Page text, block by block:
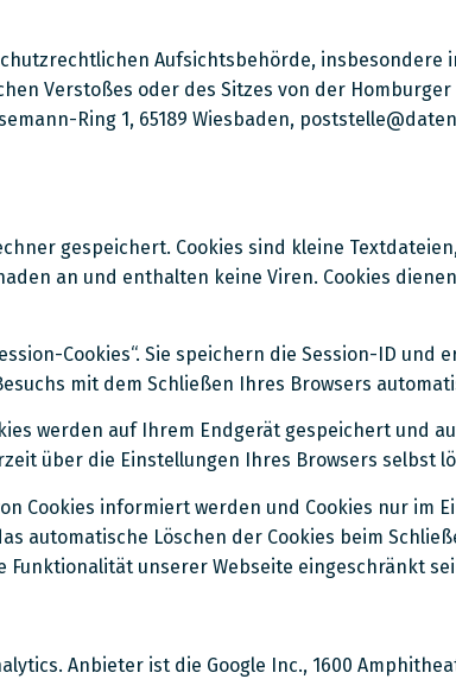
Aufsichtsbehörde,
Verstoßes oder des Sitzes von der
Ring 1, 65189 Wiesbaden,
gespeichert. Cookies sind kleine
an und enthalten keine Viren. Cookies
Cookies“. Sie speichern die Session-ID und
mit dem Schließen Ihres Browsers
werden auf Ihrem Endgerät gespeichert und
über die Einstellungen Ihres Browsers selbst
Cookies informiert werden und Cookies nur im
automatische Löschen der Cookies beim
Funktionalität unserer Webseite eingeschränkt
Anbieter ist die Google Inc., 1600